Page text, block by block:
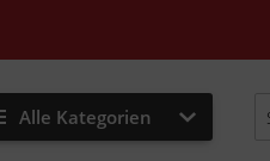
Alle Kategorien